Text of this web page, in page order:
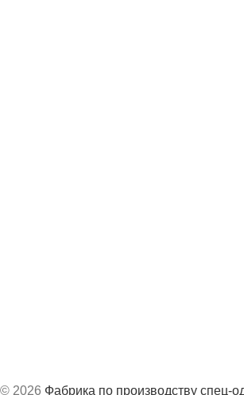
© 2026 Фабрика по производству спец-